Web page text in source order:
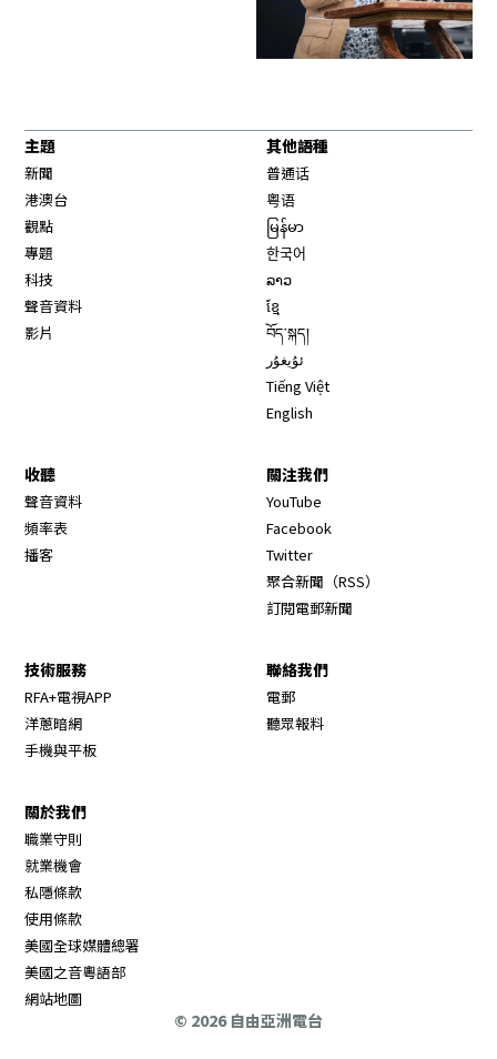
主題
新聞
港澳台
觀點
專題
科技
聲音資料
影片
其他語種
普通话
粤语
မြန်မာ
한국어
ລາວ
ខ្មែ
བོད་སྐད།
ئۇيغۇر
Tiếng Việt
English
收聽
聲音資料
頻率表
播客
關注我們
YouTube
Facebook
Twitter
聚合新聞（RSS）
訂閱電郵新聞
技術服務
RFA+電視APP
洋蔥暗網
手機與平板
聯絡我們
電郵
聽眾報料
關於我們
職業守則
就業機會
私隱條款
使用條款
美國全球媒體總署
美國之音粵語部
網站地圖
© 2026 自由亞洲電台